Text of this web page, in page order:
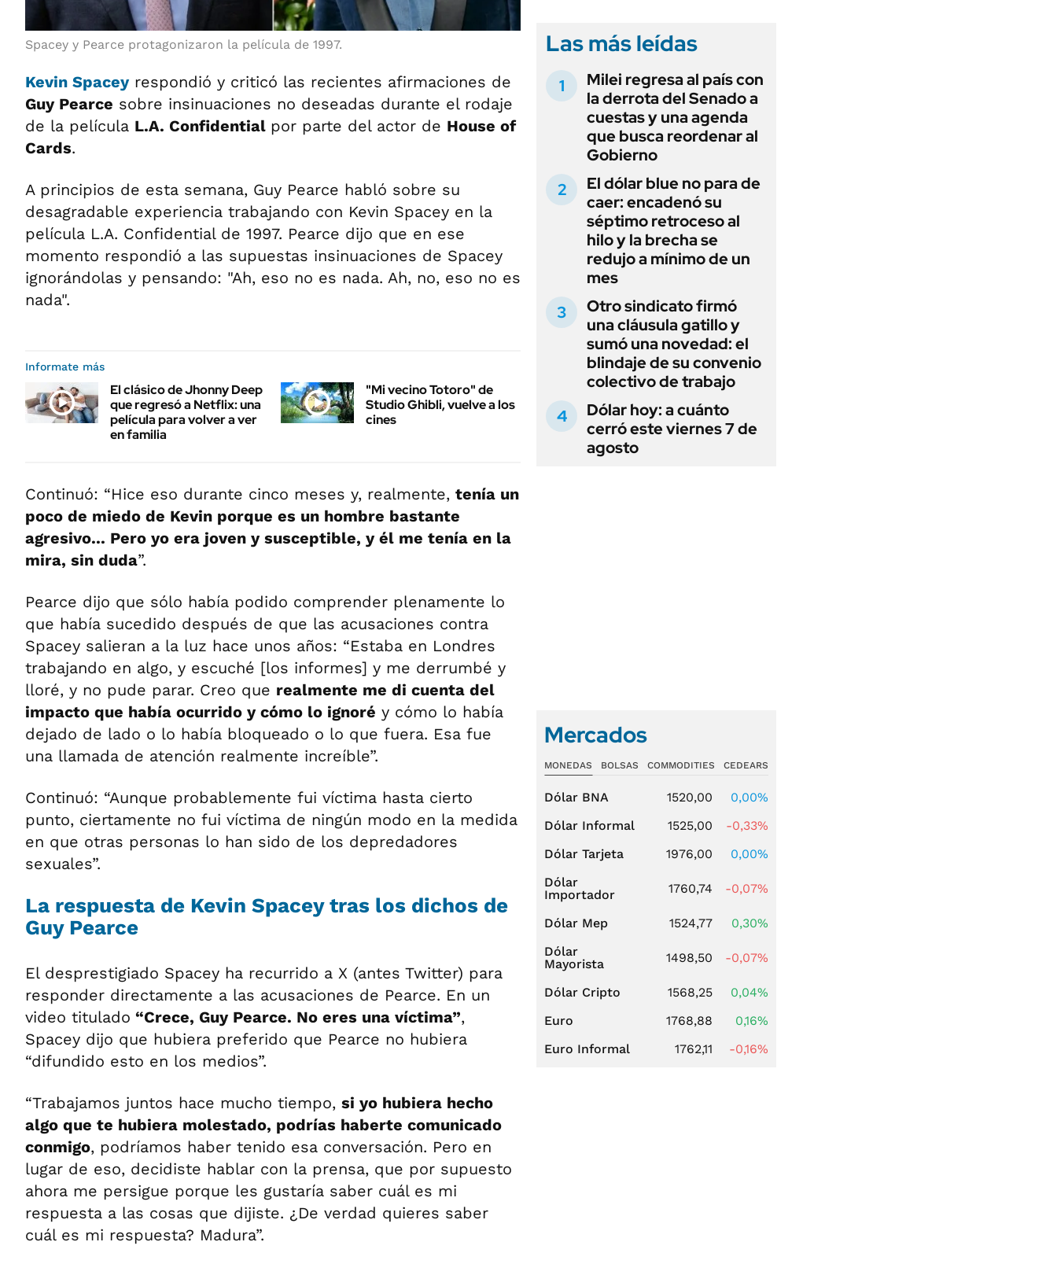
Spacey y Pearce protagonizaron la película de 1997.
Kevin Spaceyrespondió y criticó las recientes afirmaciones de
Guy Pearce sobre insinuaciones no deseadas durante el rodaje
de la película L.A. Confidential por parte del actor de House of
Cards.
A principios de esta semana, Guy Pearce habló sobre su
desagradable experiencia trabajando con Kevin Spacey en la
película L.A. Confidential de 1997. Pearce dijo que en ese
momento respondió a las supuestas insinuaciones de Spacey
ignorándolas y pensando: "Ah, eso no es nada. Ah, no, eso no es
nada".
Informate más
El clásico de Jhonny Deep
que regresó a Netflix: una
película para volver a ver
en familia
"Mi vecino Totoro" de
Studio Ghibli, vuelve a los
cines
Continuó: “Hice eso durante cinco meses y, realmente, tenía un
poco de miedo de Kevin porque es un hombre bastante
agresivo... Pero yo era joven y susceptible, y él me tenía en la
mira, sin duda”.
Pearce dijo que sólo había podido comprender plenamente lo
que había sucedido después de que las acusaciones contra
Spacey salieran a la luz hace unos años: “Estaba en Londres
trabajando en algo, y escuché [los informes] y me derrumbé y
lloré, y no pude parar. Creo que realmente me di cuenta del
impacto que había ocurrido y cómo lo ignoré y cómo lo había
dejado de lado o lo había bloqueado o lo que fuera. Esa fue
una llamada de atención realmente increíble”.
Continuó: “Aunque probablemente fui víctima hasta cierto
punto, ciertamente no fui víctima de ningún modo en la medida
en que otras personas lo han sido de los depredadores
sexuales”.
La respuesta de Kevin Spacey tras los dichos de
Guy Pearce
El desprestigiado Spacey ha recurrido a X (antes Twitter) para
responder directamente a las acusaciones de Pearce. En un
video titulado “Crece, Guy Pearce. No eres una víctima”,
Spacey dijo que hubiera preferido que Pearce no hubiera
“difundido esto en los medios”.
“Trabajamos juntos hace mucho tiempo, si yo hubiera hecho
algo que te hubiera molestado, podrías haberte comunicado
conmigo, podríamos haber tenido esa conversación. Pero en
lugar de eso, decidiste hablar con la prensa, que por supuesto
ahora me persigue porque les gustaría saber cuál es mi
respuesta a las cosas que dijiste. ¿De verdad quieres saber
cuál es mi respuesta? Madura”.
Las más leídas
Milei regresa al país con
la derrota del Senado a
cuestas y una agenda
que busca reordenar al
Gobierno
El dólar blue no para de
caer: encadenó su
séptimo retroceso al
hilo y la brecha se
redujo a mínimo de un
mes
Otro sindicato firmó
una cláusula gatillo y
sumó una novedad: el
blindaje de su convenio
colectivo de trabajo
Dólar hoy: a cuánto
cerró este viernes 7 de
agosto
Mercados
MONEDAS BOLSAS COMMODITIES CEDEARS
Dólar BNA 1520,00
0,00%
Dólar Informal
1525,00
-0,33%
Dólar Tarjeta
1976,00
0,00%
Dólar
Importador
1760,74 -0,07%
Dólar Mep 1524,77
0,30%
Dólar
Mayorista
1498,50 -0,07%
Dólar Cripto 1568,25
0,04%
Euro
1768,88
0,16%
Euro Informal
1762,11 -0,16%